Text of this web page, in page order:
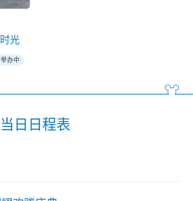
光
举办中
当日日程表